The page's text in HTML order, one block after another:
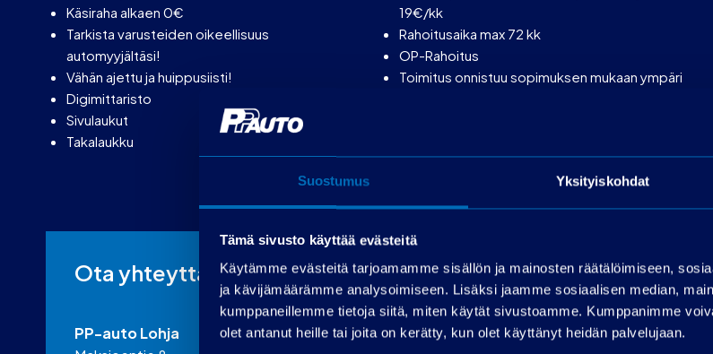
Suostumus Yksityiskohdat
Tämä sivusto käyttää evästeitä
Käytämme evästeitä tarjoamamme sisällön ja mainosten räätälöimiseen,
ja kävijämäärämme analysoimiseen. Lisäksi jaamme sosiaalisen median,
kumppaneillemme tietoja siitä, miten käytät sivustoamme. Kumppanimme
olet antanut heille tai joita on kerätty, kun olet käyttänyt heidän palvelujaan.
Käsiraha alkaen 0€
Tarkista varusteiden oikeellisuus
automyyjältäsi!
Vähän ajettu ja huippusiisti!
Digimittaristo
Sivulaukut
Takalaukku
19€/kk
Rahoitusaika max 72 kk
OP-Rahoitus
Toimitus onnistuu sopimuksen mukaan ympäri
Ota yhteyttä
PP-auto Lohja
Pyydä tarjous
Nimi